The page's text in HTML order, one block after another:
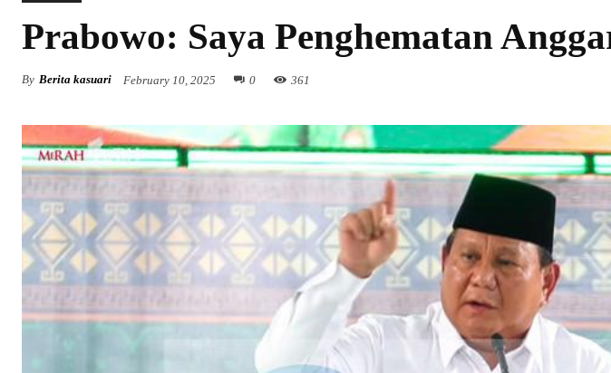
Prabowo: Saya Penghematan
By Berita kasuari February 10, 2025 0 361